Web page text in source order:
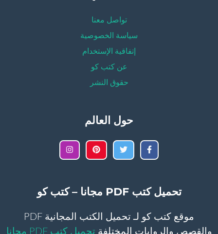
تواصل معنا
سياسة الخصوصية
إتفاقية الإستخدام
عن كتب كو
حقوق النشر
حول العالم
تحميل كتب PDF مجانا – كتب كو
موقع كتب كو لـ تحميل الكتب المجانية PDF
والقصص والروايات المختلفة
تحميل كتب PDF مجانا